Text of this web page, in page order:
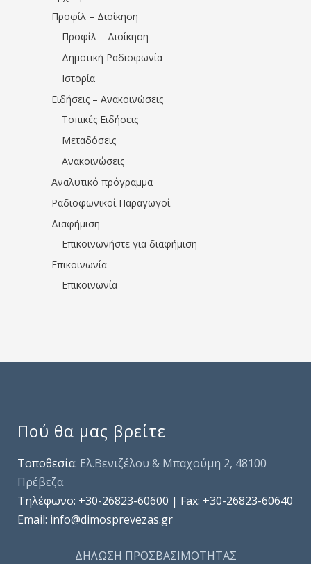
Προφίλ – Διοίκηση
Προφίλ – Διοίκηση
Δημοτική Ραδιοφωνία
Ιστορία
Ειδήσεις – Ανακοινώσεις
Τοπικές Ειδήσεις
Μεταδόσεις
Ανακοινώσεις
Αναλυτικό πρόγραμμα
Ραδιοφωνικοί Παραγωγοί
Διαφήμιση
Επικοινωνήστε για διαφήμιση
Επικοινωνία
Επικοινωνία
Πού θα μας βρείτε
Τοποθεσία: Ελ.Βενιζέλου & Μπαχούμη 2, 48100
Πρέβεζα
Τηλέφωνo: +30-26823-60600 | Fax: +30-26823-60640
Email: info@dimosprevezas.gr
ΔΗΛΩΣΗ ΠΡΟΣΒΑΣΙΜΟΤΗΤΑΣ